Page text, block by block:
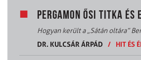
PERGAMON ŐSI TITKA ÉS
Hogyan került a „Sátán oltára”
DR. KULCSÁR ÁRPÁD
/ HIT ÉS